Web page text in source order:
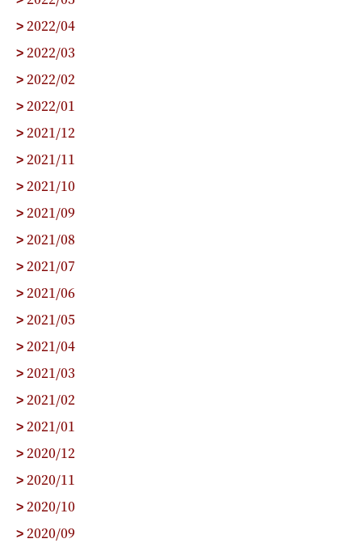
> 2022/04
> 2022/03
> 2022/02
> 2022/01
> 2021/12
> 2021/11
> 2021/10
> 2021/09
> 2021/08
> 2021/07
> 2021/06
> 2021/05
> 2021/04
> 2021/03
> 2021/02
> 2021/01
> 2020/12
> 2020/11
> 2020/10
> 2020/09